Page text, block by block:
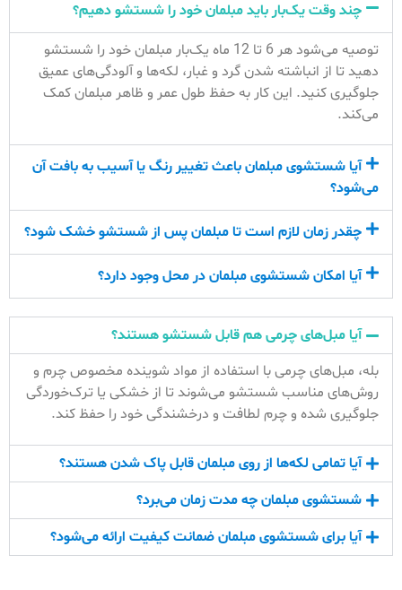
چند وقت یک‌بار باید مبلمان خود را شستشو دهیم؟
توصیه می‌شود هر 6 تا 12 ماه یک‌بار مبلمان خود را شستشو
دهید تا از انباشته شدن گرد و غبار، لکه‌ها و آلودگی‌های عمیق
جلوگیری کنید. این کار به حفظ طول عمر و ظاهر مبلمان کمک
می‌کند.
آیا شستشوی مبلمان باعث تغییر رنگ یا آسیب به بافت آن
می‌شود؟
چقدر زمان لازم است تا مبلمان پس از شستشو خشک شود؟
آیا امکان شستشوی مبلمان در محل وجود دارد؟
آیا مبل‌های چرمی هم قابل شستشو هستند؟
بله، مبل‌های چرمی با استفاده از مواد شوینده مخصوص چرم و
روش‌های مناسب شستشو می‌شوند تا از خشکی یا ترک‌خوردگی
جلوگیری شده و چرم لطافت و درخشندگی خود را حفظ کند.
آیا تمامی لکه‌ها از روی مبلمان قابل پاک شدن هستند؟
شستشوی مبلمان چه مدت زمان می‌برد؟
آیا برای شستشوی مبلمان ضمانت کیفیت ارائه می‌شود؟